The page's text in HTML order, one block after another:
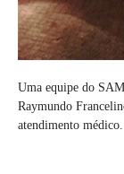
Uma equipe do
Raymundo
atendimento médico.